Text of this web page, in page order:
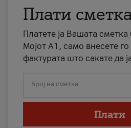
Плати
Платете ја Вашата сметка
Мојот А1, само внесете го
фактурата што сакате да
Број на сметка
Плати